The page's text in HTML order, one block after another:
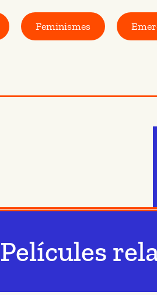
Feminismes
Películes